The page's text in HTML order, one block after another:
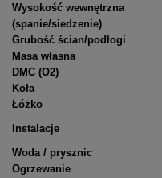
Wysokość wewnętrzna
(spanie/siedzenie)
Grubość ścian/podłogi
Masa własna
DMC (O2)
Koła
Łóżko
Instalacje
Woda / prysznic
Ogrzewanie